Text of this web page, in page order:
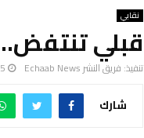
نقابي
قبلي
تنفيذ: فريق النشر Echaab News 15
شارك